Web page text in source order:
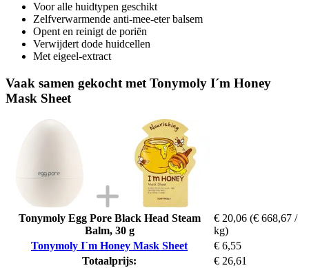
Voor alle huidtypen geschikt
Zelfverwarmende anti-mee-eter balsem
Opent en reinigt de poriën
Verwijdert dode huidcellen
Met eigeel-extract
Vaak samen gekocht met Tonymoly I´m Honey
Mask Sheet
Tonymoly Egg Pore Black Head Steam
Balm, 30 g
€ 20,06 (€ 668,67 /
kg)
Tonymoly I´m Honey Mask Sheet
€ 6,55
Totaalprijs:
€ 26,61